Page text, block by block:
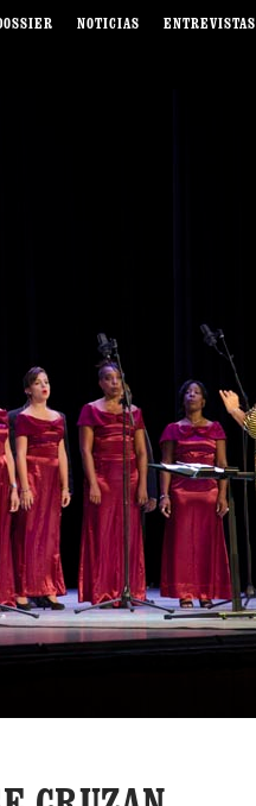
NOTICIAS ENTREVISTAS